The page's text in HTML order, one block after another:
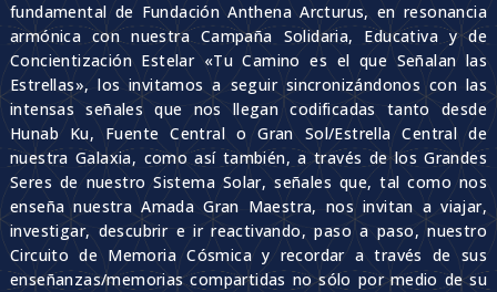
fundamental de Fundación Anthena Arcturus, en resonancia
armónica con nuestra Campaña Solidaria, Educativa y de
Concientización Estelar «Tu Camino es el que Señalan las
Estrellas», los invitamos a seguir sincronizándonos con las
intensas señales que nos llegan codificadas tanto desde
Hunab Ku, Fuente Central o Gran Sol/Estrella Central de
nuestra Galaxia, como así también, a través de los Grandes
Seres de nuestro Sistema Solar, señales que, tal como nos
enseña nuestra Amada Gran Maestra, nos invitan a viajar,
investigar, descubrir e ir reactivando, paso a paso, nuestro
Circuito de Memoria Cósmica y recordar a través de sus
enseñanzas/memorias compartidas no sólo por medio de su